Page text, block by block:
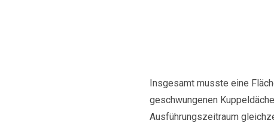
Insgesamt musste eine
geschwungenen
Ausführungszeitraum